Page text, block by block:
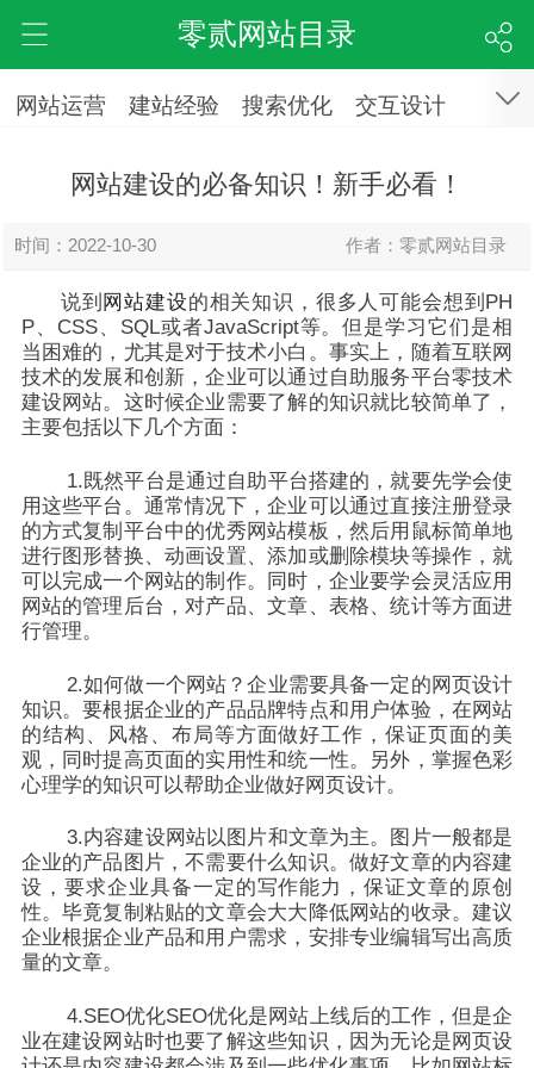
零贰网站目录
网站运营 建站经验 搜索优化 交互设计
网站建设的必备知识！新手必看！
时间：2022-10-30 作者：零贰网站目录
说到 网站建设的相关知识，很多人可能会想到PH
P、CSS、SQL或者JavaScript等。但是学习它们是相
当困难的，尤其是对于技术小白。事实上，随着互联网
技术的发展和创新，企业可以通过自助服务平台零技术
建设网站。这时候企业需要了解的知识就比较简单了，
主要包括以下几个方面：
1.既然平台是通过自助平台搭建的，就要先学会使
用这些平台。通常情况下，企业可以通过直接注册登录
的方式复制平台中的优秀网站模板，然后用鼠标简单地
进行图形替换、动画设置、添加或删除模块等操作，就
可以完成一个网站的制作。同时，企业要学会灵活应用
网站的管理后台，对产品、文章、表格、统计等方面进
行管理。
2.如何做一个网站？企业需要具备一定的网页设计
知识。要根据企业的产品品牌特点和用户体验，在网站
的结构、风格、布局等方面做好工作，保证页面的美
观，同时提高页面的实用性和统一性。另外，掌握色彩
心理学的知识可以帮助企业做好网页设计。
3.内容建设网站以图片和文章为主。图片一般都是
企业的产品图片，不需要什么知识。做好文章的内容建
设，要求企业具备一定的写作能力，保证文章的原创
性。毕竟复制粘贴的文章会大大降低网站的收录。建议
企业根据企业产品和用户需求，安排专业编辑写出高质
量的文章。
4.SEO优化SEO优化是网站上线后的工作，但是企
业在建设网站时也要了解这些知识，因为无论是网页设